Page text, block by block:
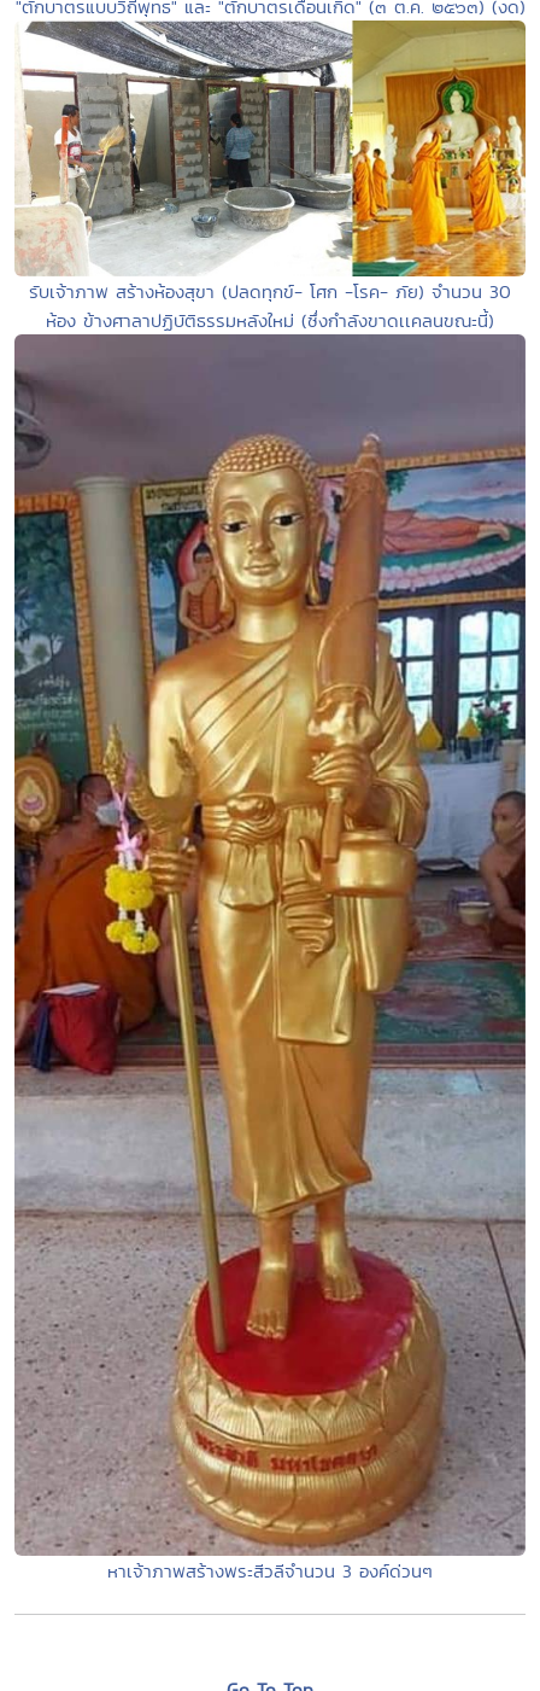
"ตักบาตรแบบวิถีพุทธ" และ "ตักบาตรเดือนเกิด" (๓ ต.ค. ๒๕๖๓) (งด)
รับเจ้าภาพ สร้างห้องสุขา (ปลดทุกข์- โศก -โรค- ภัย) จำนวน 30
ห้อง ข้างศาลาปฏิบัติธรรมหลังใหม่ (ซึ่งกำลังขาดเเคลนขณะนี้)
หาเจ้าภาพสร้างพระสีวลีจำนวน 3 องค์ด่วนๆ